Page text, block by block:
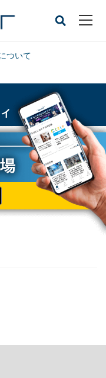
ついて
ィ2製品を販売開始
サイバー・セキ